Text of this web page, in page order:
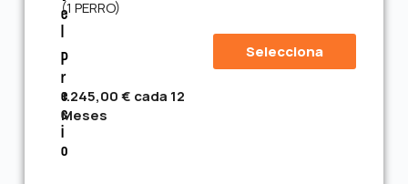
E
P
R
E
C
I
O
(1 PERRO)
1.245,00 € cada 12
Meses
Selecciona